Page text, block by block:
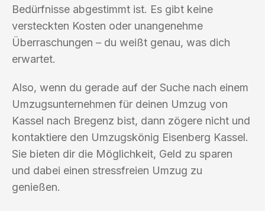
Bedürfnisse abgestimmt ist. Es gibt keine
versteckten Kosten oder unangenehme
Überraschungen – du weißt genau, was dich
erwartet.
Also, wenn du gerade auf der Suche nach einem
Umzugsunternehmen für deinen Umzug von
Kassel nach Bregenz bist, dann zögere nicht und
kontaktiere den Umzugskönig Eisenberg Kassel.
Sie bieten dir die Möglichkeit, Geld zu sparen
und dabei einen stressfreien Umzug zu
genießen.